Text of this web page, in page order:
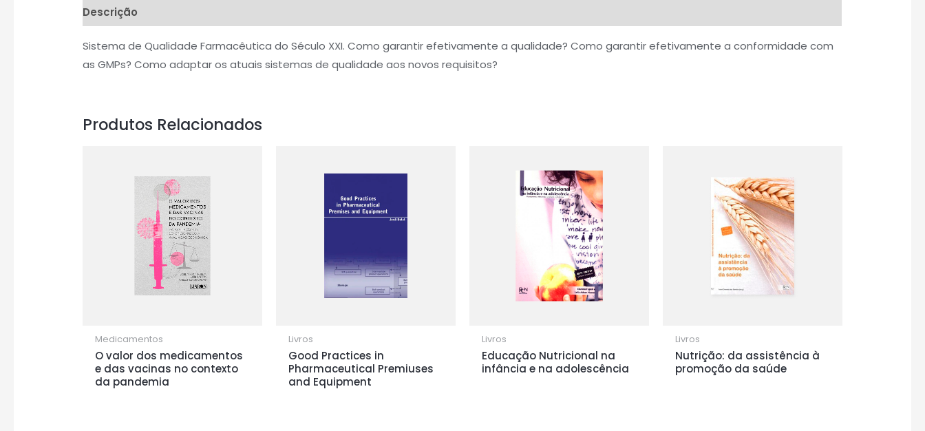
Descrição
Sistema de Qualidade Farmacêutica do Século XXI. Como garantir efetivamente a qualidade? Como garantir efetivamente a conformidade com
as GMPs? Como adaptar os atuais sistemas de qualidade aos novos requisitos?
Produtos Relacionados
Medicamentos
O valor dos medicamentos
e das vacinas no contexto
da pandemia
Livros
Good Practices in
Pharmaceutical Premiuses
and Equipment
Livros
Educação Nutricional na
infância e na adolescência
Livros
Nutrição: da assistência à
promoção da saúde